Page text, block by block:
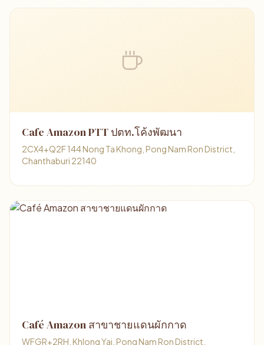
Cafe Amazon PTT ปตท.โค้งพัฒนา
2CX4+Q2F 144 Nong Ta Khong, Pong Nam Ron District,
Chanthaburi 22140
Café Amazon สาขาชายแดนผักกาด
WFGR+2RH, Khlong Yai, Pong Nam Ron District,